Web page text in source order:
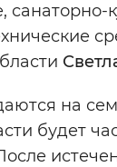
на
будет